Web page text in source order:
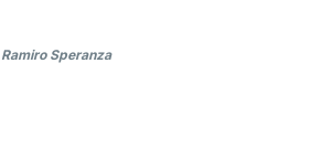
Ramiro Speranza